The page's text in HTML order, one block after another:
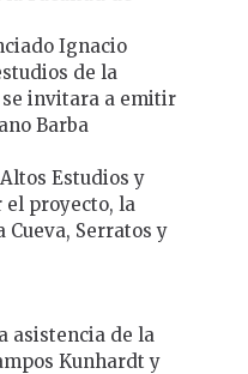
Ignacio
de la
se invitara a emitir
Barba
Estudios y
proyecto, la
Cueva, Serratos y
asistencia de la
Kunhardt y